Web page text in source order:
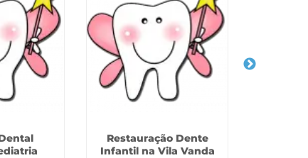
Restauração Dente
Infantil na Vila Vanda